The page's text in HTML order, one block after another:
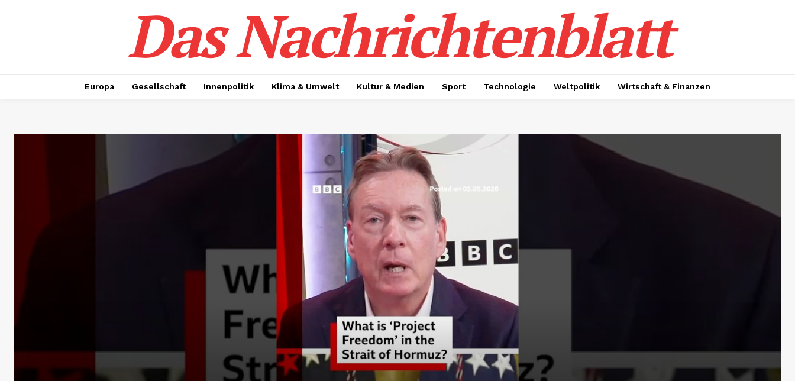
Das Nachrichtenblatt
Europa Gesellschaft Innenpolitik Klima & Umwelt Kultur & Medien Sport Technologie Weltpolitik Wirtschaft & Finanzen